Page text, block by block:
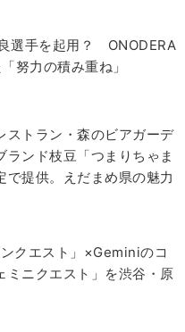
選手を起用？ ONODERA
努力の積み重ね」
ストラン・森のビアガーデ
ランド枝豆「つまりちゃま
で提供。えだまめ県の魅力
クエスト」×Geminiのコ
ミニクエスト」を渋谷・原